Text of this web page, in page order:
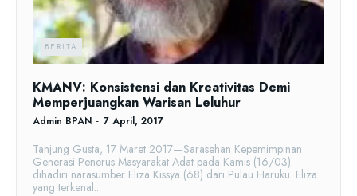
BERITA
KMANV: Konsistensi dan Kreativitas Demi
Memperjuangkan Warisan Leluhur
Admin BPAN - 7 April, 2017
Tanjung Gusta, 17 Maret 2017—Sarasehan Kepemimpinan
Generasi Penerus Masyarakat Adat pada Kamis (16/03)
dihadiri narasumber Eliza Kissya (68) dari Pulau Haruku. Eliza
yang terkenal...